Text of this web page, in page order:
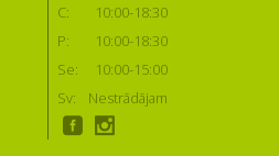
C:
10:00-18:30
P:
10:00-18:30
Se:
10:00-15:00
Sv:
Nestrādājam